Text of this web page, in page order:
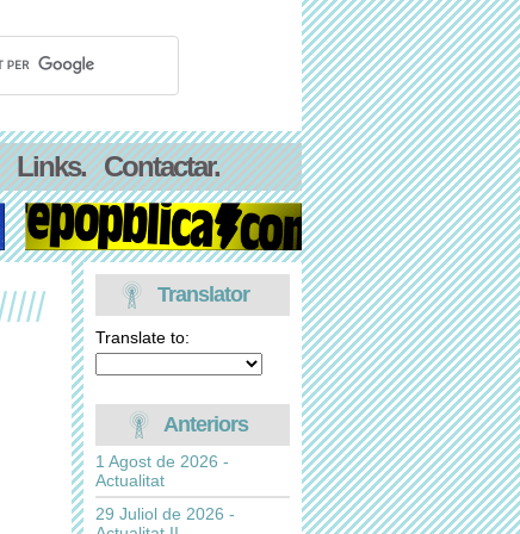
Links. Contactar.
Translator
Translate to:
Anteriors
1 Agost de 2026 -
Actualitat
29 Juliol de 2026 -